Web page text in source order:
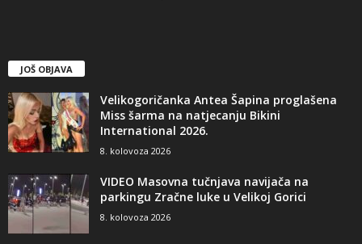
JOŠ OBJAVA
Velikogoričanka Antea Šapina proglašena
Miss šarma na natjecanju Bikini
International 2026.
8. kolovoza 2026
VIDEO Masovna tučnjava navijača na
parkingu Zračne luke u Velikoj Gorici
8. kolovoza 2026